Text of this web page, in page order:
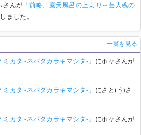
んが 「前略、露天風呂の上より～芸人魂の
ました。
一覧を見る
ミカタ -ネバダカラキマシタ-」 にホャさんが
ミカタ -ネバダカラキマシタ-」 にさと(う)さ
ミカタ -ネバダカラキマシタ-」 にホャさんが